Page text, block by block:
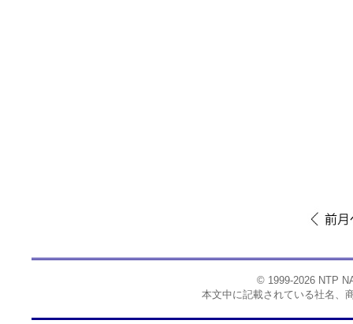
© 1999-2026 NTP
本文中に記載されている社名、